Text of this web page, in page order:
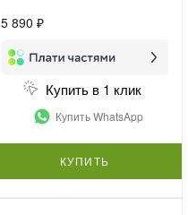
5 890 ₽
Купить в 1 клик
Купить WhatsApp
КУПИТЬ